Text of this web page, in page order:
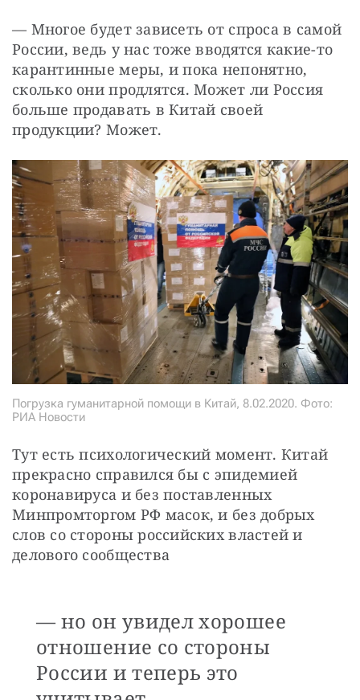
— Многое будет зависеть от спроса в самой
России, ведь у нас тоже вводятся какие-то
карантинные меры, и пока непонятно,
сколько они продлятся. Может ли Россия
больше продавать в Китай своей
продукции? Может.
Погрузка гуманитарной помощи в Китай, 8.02.2020. Фото:
РИА Новости
Тут есть психологический момент. Китай
прекрасно справился бы с эпидемией
коронавируса и без поставленных
Минпромторгом РФ масок, и без добрых
слов со стороны российских властей и
делового сообщества
— но он увидел хорошее
отношение со стороны
России и теперь это